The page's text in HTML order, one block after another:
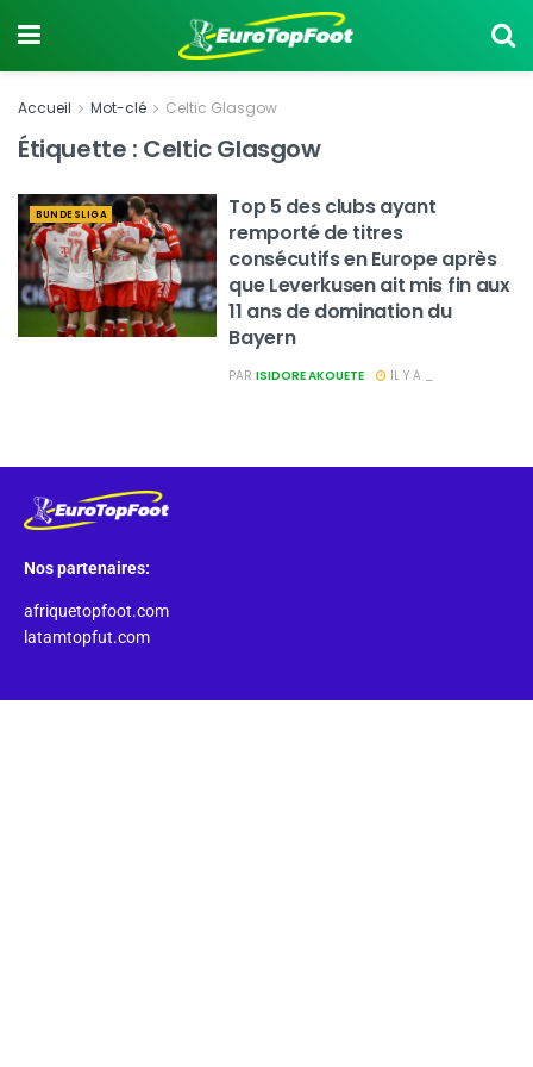
Accueil Mot-clé Celtic Glasgow
Étiquette : Celtic Glasgow
BUNDESLIGA
Top 5 des clubs ayant
remporté de titres
consécutifs en Europe après
que Leverkusen ait mis fin aux
11 ans de domination du
Bayern
PAR ISIDORE AKOUETE IL Y A _
Nos partenaires:
afriquetopfoot.com
latamtopfut.com